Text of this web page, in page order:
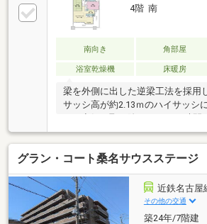
4階 南
南向き 角部屋
浴室乾燥機
床暖房
梁を外側に出した逆梁工法を採用
サッシ高が約2.13ｍのハイサッシ
を自動換気するシステムが採用さ
ンスからお部屋まで、足元の段差
クセス仕様となっています（住戸
リビング・ダイニングの一部には
入っています。クリーンな空気を
全体を暖めます。
グラン・コート桑名サウスステージ
近鉄名古屋
その他の交通
築24年/7階建